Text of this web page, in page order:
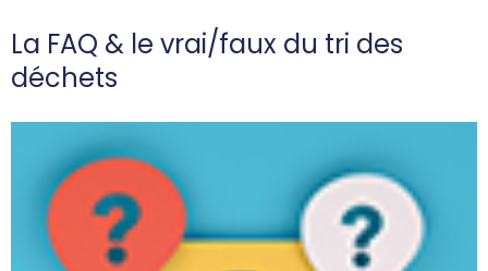
La FAQ & le vrai/faux du tri des
déchets